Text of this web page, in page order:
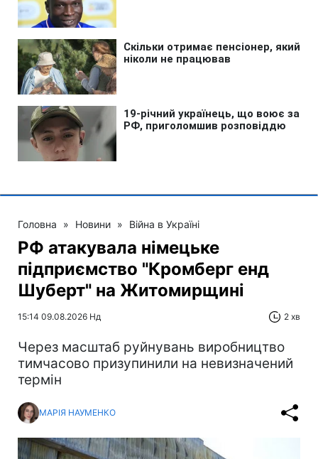
Головна » Новини » Війна в Україні
РФ атакувала німецьке
підприємство "Кромберг енд
Шуберт" на Житомирщині
15:14 09.08.2026 Нд 2 хв
Через масштаб руйнувань виробництво
тимчасово призупинили на невизначений
термін
МАРІЯ НАУМЕНКО